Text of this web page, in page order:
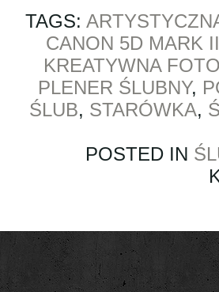
TAGS:
CANON 5D MARK II
KREATYWNA
PLENER ŚLUBNY,
ŚLUB, STARÓWKA,
POSTED IN